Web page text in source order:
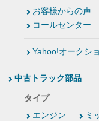
お客様からの声
コールセンター
Yahoo!オークシ
中古トラック部品
タイプ
エンジン
ミ